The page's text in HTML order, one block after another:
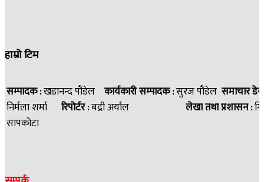
हाम्रो टिम
सम्पादक :खडानन्द पौडेल कार्यकारी सम्पादक :सुरज पौडेल समाचार
निर्मला शर्मा रिपोर्टर :बद्री अर्याल लेखा तथा प्रशासन :
सापकोटा